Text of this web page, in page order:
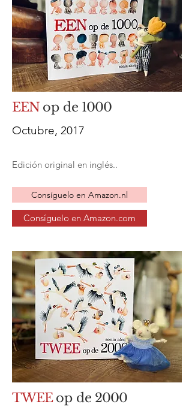
EEN op de 1000
Octubre, 2017
Edición original en inglés..
Consíguelo en Amazon.nl
Consíguelo en Amazon.com
TWEE op de 2000